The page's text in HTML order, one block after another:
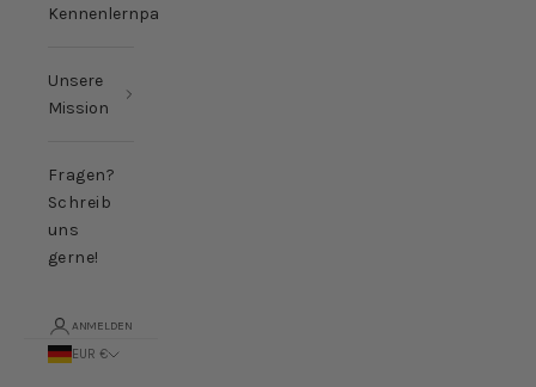
Kennenlernpakete
Unsere
Mission
Fragen?
Schreib
uns
gerne!
ANMELDEN
EUR €